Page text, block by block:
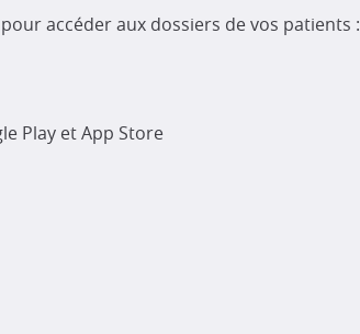
accéder aux dossiers de vos patients :
Play et App Store